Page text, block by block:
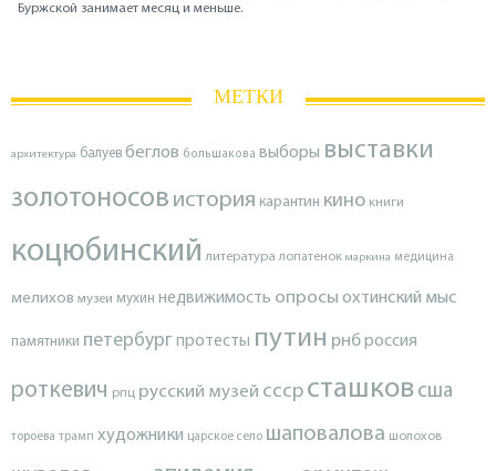
Буржской занимает месяц и меньше.
МЕТКИ
архитектура балуев беглов большакова выборы выставки
золотоносов история карантин кино книги
коцюбинский литература лопатенок маркина медицина
мелихов музеи мухин недвижимость опросы охтинский мыс
памятники петербургпротесты путин рнброссия
роткевич рпц русский музей ссср сташков сша
тороева трамп художники царское село шаповалова шолохов